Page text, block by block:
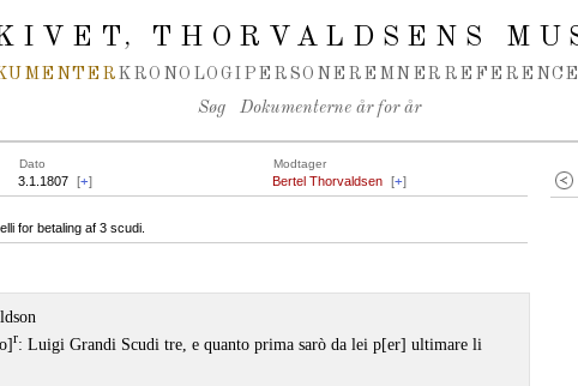
, THORVALDSENS
KRONOLOGI PERSONER EMNER
Søg Dokumenterne år for år
Dato Modtager
3.1.1807 [+] Bertel Thorvaldsen [+]
for betaling af 3 scudi.
r: Luigi Grandi Scudi tre, e quanto prima sarò da lei p[er] ultimare li